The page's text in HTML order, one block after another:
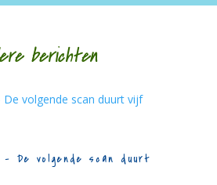
berichten
– De volgende scan duurt